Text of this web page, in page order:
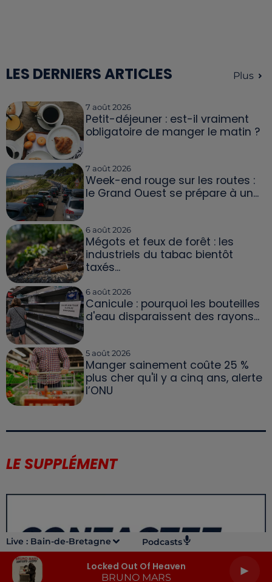
Live : Bain-de-Bretagne Podcasts
Locked Out Of Heaven
BRUNO MARS
LES DERNIERS ARTICLES Plus
7 août 2026
Petit-déjeuner : est-il vraiment
obligatoire de manger le matin ?
7 août 2026
Week-end rouge sur les routes :
le Grand Ouest se prépare à un...
6 août 2026
Mégots et feux de forêt : les
industriels du tabac bientôt
taxés...
6 août 2026
Canicule : pourquoi les bouteilles
d'eau disparaissent des rayons...
5 août 2026
Manger sainement coûte 25 %
plus cher qu'il y a cinq ans, alerte
l’ONU
LE SUPPLÉMENT